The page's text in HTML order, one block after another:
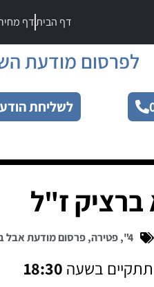
דף הביתדף
לפרסום מודעת
לשליחת
ברציק ז"ל
4"
,פטירה,פרסום מודעת אבל
תתקיים בשעה 18:30